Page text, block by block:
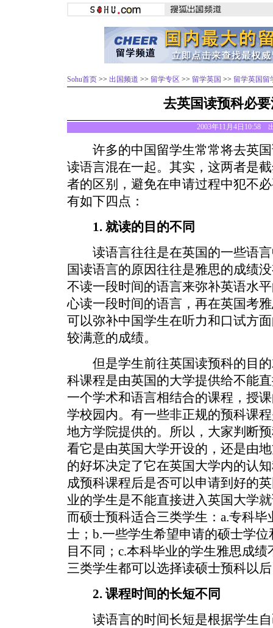
Sohu首页 >> 出国频道 >> 留学专区 >> 留学英国 >> 留学英国留
去英国读预科必
2003年11月4日10:58
许多的中国留学生常常将去英国
读语言混在一起。其实，这两者是
者的区别，避免在申请过程中犯不
有如下四点：
1. 就读的目的不同
读语言往往是在英国的一些语言
国读语言的原因往往是雅思的成绩
不读一段时间的语言来弥补英语水
心读一段时间的语言，再在英国考
可以弥补中国学生在听力和口试方
较满意的成绩。
但是学生前往英国读预科的目的
科课程是由英国的大学提供给不能
一个学术和语言相结合的课程，授
学校园内。有一些非正规的预科课
地方学院提供的。所以，大家判断
看它是由英国大学开设的，还是由
的好坏决定了它在英国大学内的认
成预科课程后是否可以申请到好的
业的学生是不能直接进入英国大学
而硕士预科适合三类学生：a.专科
士；b.一些学生希望申请的硕士学
目不同；c.本科毕业的学生雅思成
三类学生都可以选择读硕士预科以
2. 课程时间的长短不同
读语言的时间长短是根据学生自